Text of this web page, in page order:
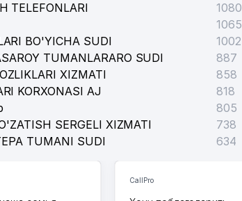
BOSHQARMASI №5
TELEFONLARI
1080
1065
BO'YICHA SUDI
1002
TUMANLARARO SUDI
887
XIZMATI
858
KORXONASI AJ
818
805
SERGELI XIZMATI
738
TUMANI SUDI 634
CallPro